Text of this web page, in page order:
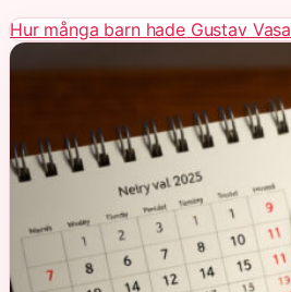
Hur många barn hade Gustav